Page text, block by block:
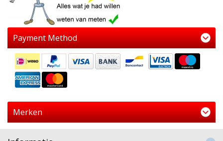
Payment Method
Merken